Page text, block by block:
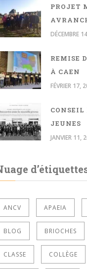
PROJET
DÉCEMBRE
REMISE
À CAEN
FÉVRIER 17,
CONSEIL
JEUNES
JANVIER 11,
ANCV APAEIA
BLOG BRIOCHES
CLASSE COLLÈGE